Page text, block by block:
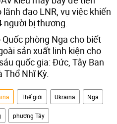
đạo LNR, vụ việc khiến
bị thương.
phòng Nga cho biết
sản xuất linh kiện cho
quốc gia: Đức, Tây Ban
Thổ Nhĩ Kỳ.
Thế giới Ukraina Nga
phương Tây